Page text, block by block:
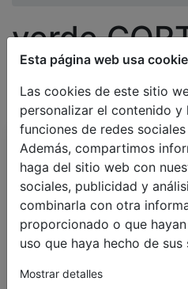
Esta página web usa
Las cookies de este sitio
personalizar el contenido y
funciones de redes
Además, compartimos
haga del sitio web con
sociales, publicidad y
combinarla con otra
proporcionado o que
uso que haya hecho de sus
Mostrar detalles
verde
OPACAS
Todos
BESTSELLERS
PERSIANAS
PERSIANAS SEGÚN
CORTINAS OPACAS
Estores Enrollables